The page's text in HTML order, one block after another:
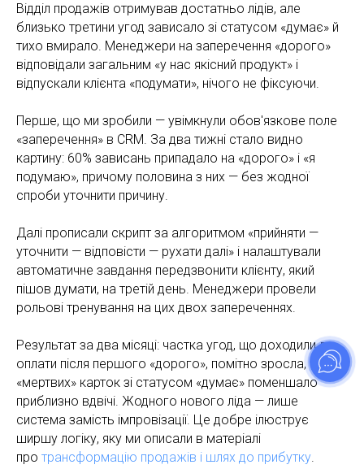
Відділ продажів отримував достатньо лідів, але
близько третини угод зависало зі статусом «думає» й
тихо вмирало. Менеджери на заперечення «дорого»
відповідали загальним «у нас якісний продукт» і
відпускали клієнта «подумати», нічого не фіксуючи.
Перше, що ми зробили — увімкнули обов'язкове поле
«заперечення» в CRM. За два тижні стало видно
картину: 60% зависань припадало на «дорого» і «я
подумаю», причому половина з них — без жодної
спроби уточнити причину.
Далі прописали скрипт за алгоритмом «прийняти —
уточнити — відповісти — рухати далі» і налаштували
автоматичне завдання передзвонити клієнту, який
пішов думати, на третій день. Менеджери провели
рольові тренування на цих двох запереченнях.
Результат за два місяці: частка угод, що доходили до
оплати після першого «дорого», помітно зросла, а
«мертвих» карток зі статусом «думає» поменшало
приблизно вдвічі. Жодного нового ліда — лише
система замість імпровізації. Це добре ілюструє
ширшу логіку, яку ми описали в матеріалі
про трансформацію продажів і шлях до прибутку.